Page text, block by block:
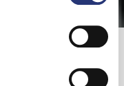
wollen, können
Mit Klicken
können Sie